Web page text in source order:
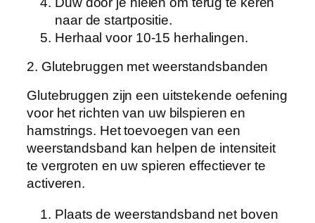
naar de startpositie.
Herhaal voor 10-15 herhalingen.
2. Glutebruggen met weerstandsbanden
Glutebruggen zijn een uitstekende oefening
voor het richten van uw bilspieren en
hamstrings. Het toevoegen van een
weerstandsband kan helpen de intensiteit
te vergroten en uw spieren effectiever te
activeren.
Plaats de weerstandsband net boven